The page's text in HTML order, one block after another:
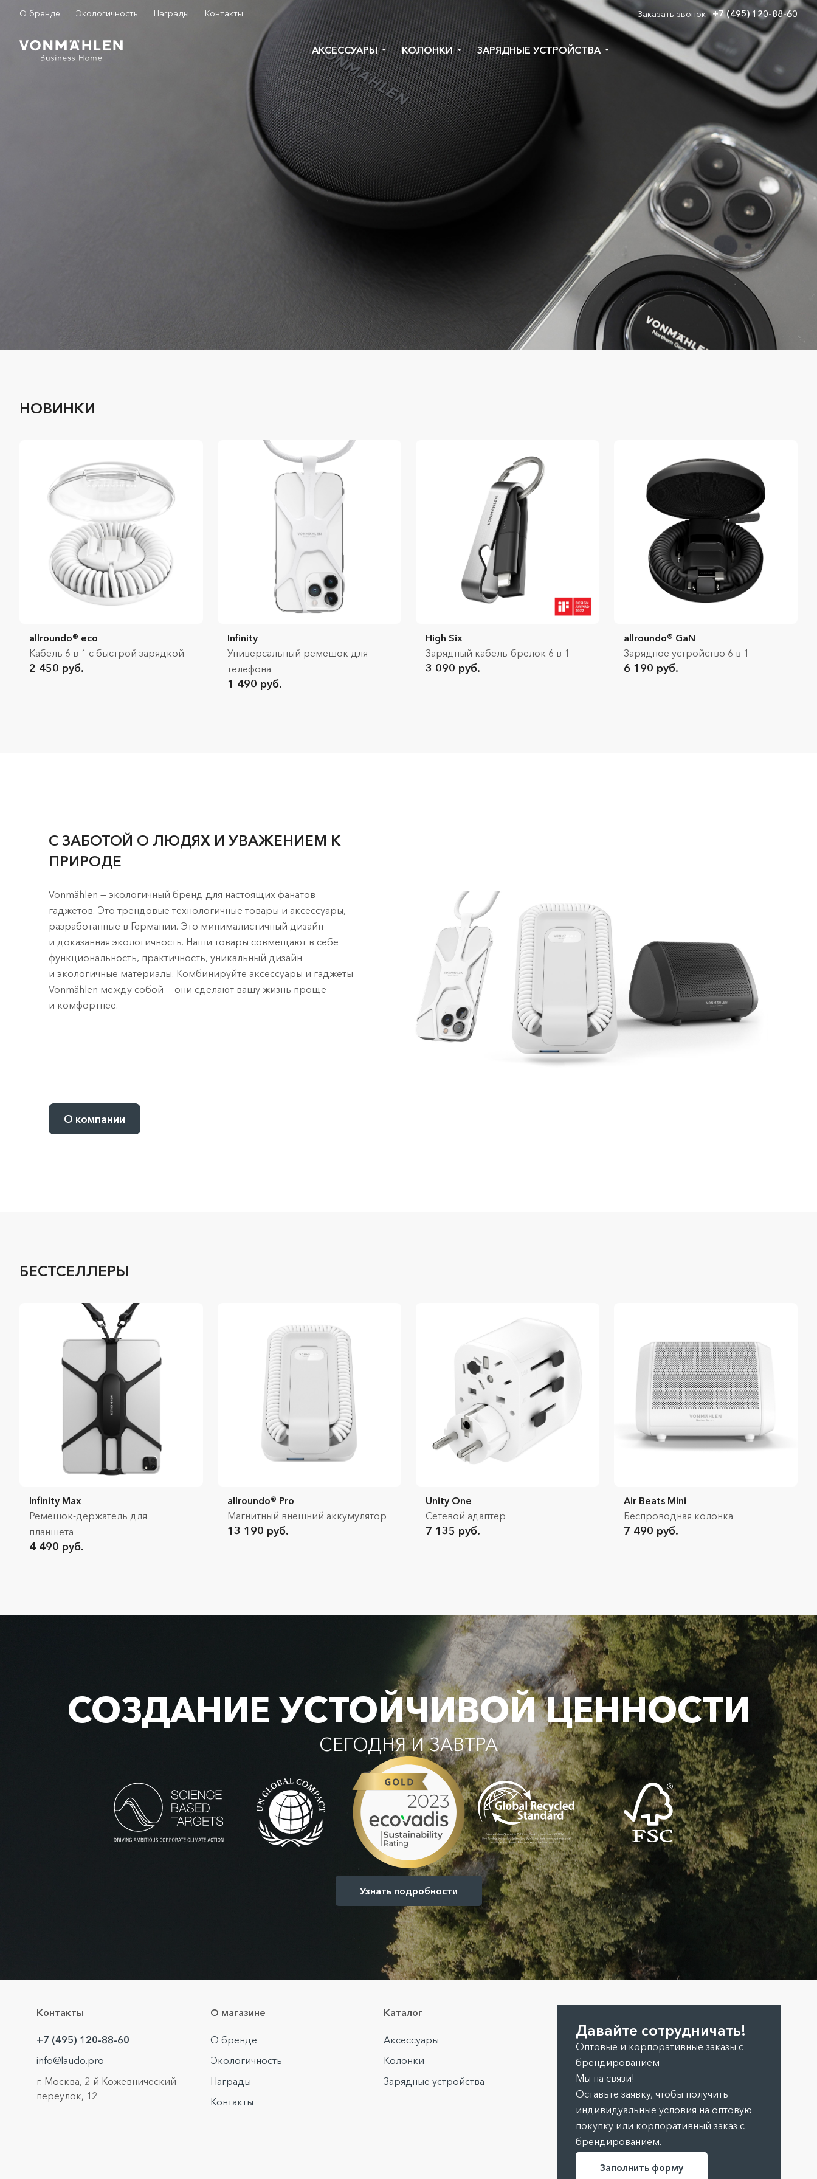
О бренде Экологичность Награды Контакты +7 (495) 120-88-60
Заказать звонок
АКСЕССУАРЫ КОЛОНКИ ЗАРЯДНЫЕ УСТРОЙСТВА
НОВИНКИ
allroundo® eco
Кабель 6 в 1 с быстрой зарядкой
2 450 руб.
Infinity
Универсальный ремешок для
телефона
1 490 руб.
High Six
Зарядный кабель-брелок 6 в 1
3 090 руб.
allroundo® GaN
Зарядное устройство 6 в 1
6 190 руб.
С ЗАБОТОЙ О ЛЮДЯХ И УВАЖЕНИЕМ К
ПРИРОДЕ
Vonmählen — экологичный бренд для настоящих фанатов
гаджетов. Это трендовые технологичные товары и аксессуары,
разработанные в Германии. Это минималистичный дизайн
и доказанная экологичность. Наши товары совмещают в себе
функциональность, практичность, уникальный дизайн
и экологичные материалы. Комбинируйте аксессуары и гаджеты
Vonmählen между собой — они сделают вашу жизнь проще
и комфортнее.
О компании
БЕСТСЕЛЛЕРЫ
Infinity Max
Ремешок-держатель для
планшета
4 490 руб.
allroundo® Pro
Магнитный внешний аккумулятор
13 190 руб.
Unity One
Сетевой адаптер
7 135 руб.
Air Beats Mini
Беспроводная колонка
7 490 руб.
СОЗДАНИЕ УСТОЙЧИВОЙ ЦЕННОСТИ
СЕГОДНЯ И ЗАВТРА
Узнать подробности
Контакты
+7 (495) 120-88-60
info@laudo.pro
г. Москва, 2-й Кожевнический
переулок, 12
О магазине
О бренде
Экологичность
Награды
Контакты
Каталог
Аксессуары
Колонки
Зарядные устройства
Давайте сотрудничать!
Оптовые и корпоративные заказы с
брендированием
Мы на связи!
Оставьте заявку, чтобы получить
индивидуальные условия на оптовую
покупку или корпоративный заказ с
брендированием.
Заполнить форму